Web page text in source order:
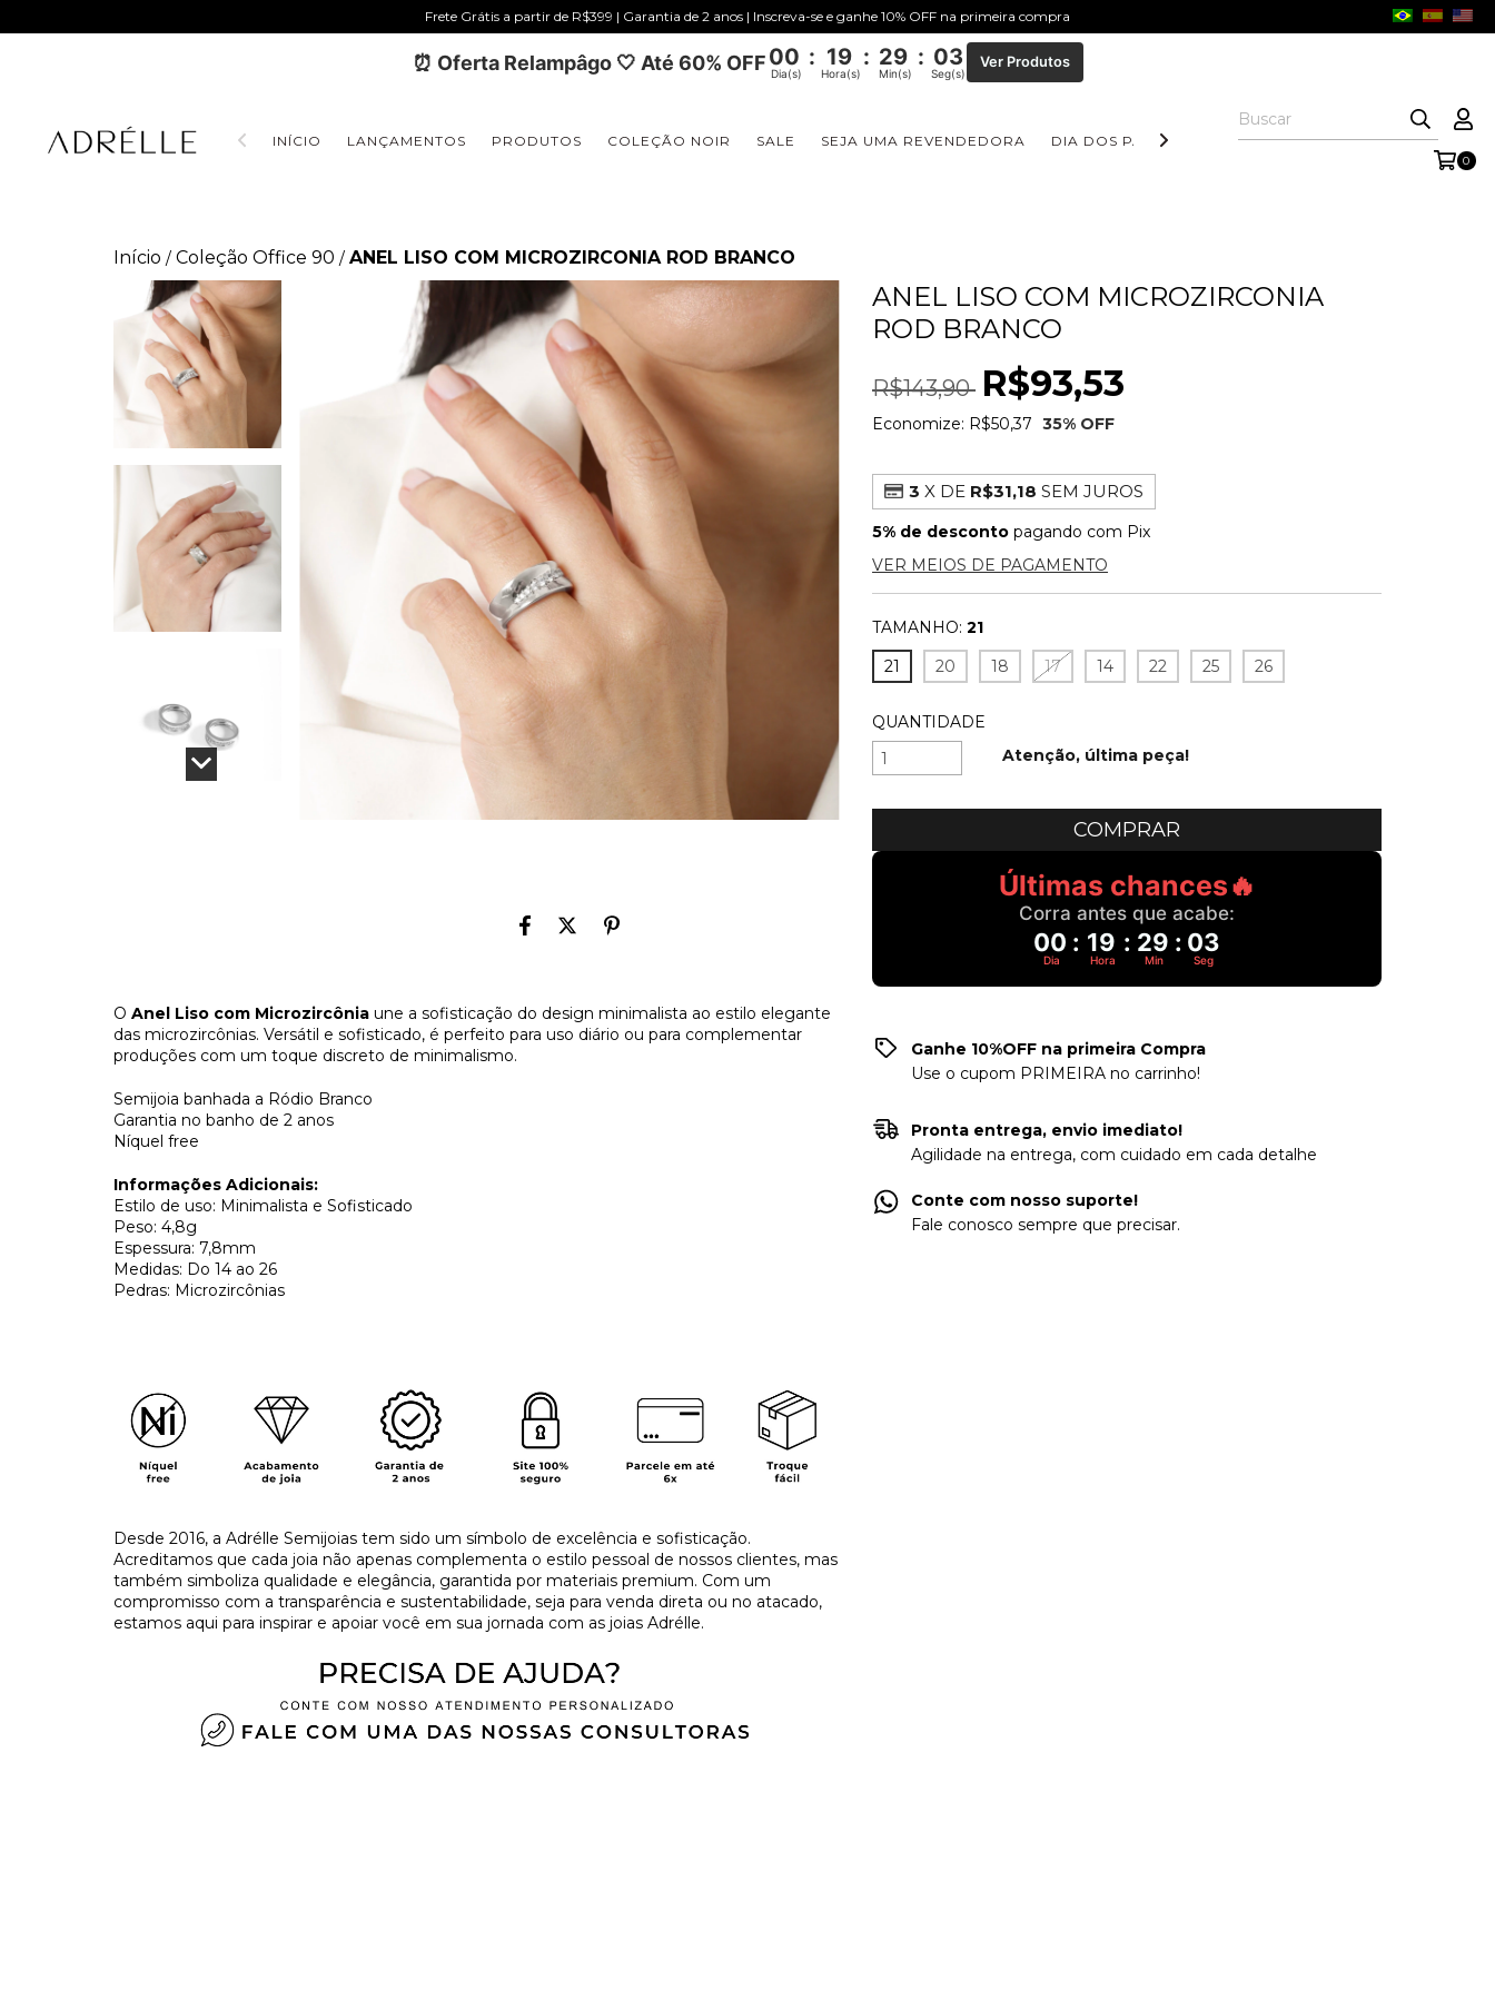
Frete Grátis a partir de R$399 | Garantia de 2 anos | Inscreva-se e ganhe 10% OFF na primeira compra
⏰ Oferta Relampâgo 🤍 Até 60% OFF00 : 19 : 29 : 03
Dia(s) Hora(s) Min(s) Seg(s)
Ver Produtos
INÍCIO LANÇAMENTOS PRODUTOS COLEÇÃO NOIR SALE SEJA UMA REVENDEDORA DIA DOS PAIS COLEÇÃO AURORA COLEÇÃO FORM
0
Início / Coleção Office 90 / ANEL LISO COM MICROZIRCONIA ROD BRANCO
O Anel Liso com Microzircônia une a sofisticação do design minimalista ao estilo elegante
das microzircônias. Versátil e sofisticado, é perfeito para uso diário ou para complementar
produções com um toque discreto de minimalismo.
Semijoia banhada a Ródio Branco
Garantia no banho de 2 anos
Níquel free
Informações Adicionais:
Estilo de uso: Minimalista e Sofisticado
Peso: 4,8g
Espessura: 7,8mm
Medidas: Do 14 ao 26
Pedras: Microzircônias
Desde 2016, a Adrélle Semijoias tem sido um símbolo de excelência e sofisticação.
Acreditamos que cada joia não apenas complementa o estilo pessoal de nossos clientes, mas
também simboliza qualidade e elegância, garantida por materiais premium. Com um
compromisso com a transparência e sustentabilidade, seja para venda direta ou no atacado,
estamos aqui para inspirar e apoiar você em sua jornada com as joias Adrélle.
ANEL LISO COM MICROZIRCONIA
ROD BRANCO
R$143,90 R$93,53
Economize: R$50,37 35% OFF
3 X DE R$31,18 SEM JUROS
5% de desconto pagando com Pix
VER MEIOS DE PAGAMENTO
TAMANHO: 21
21
20 18 17 14 22 25 26
QUANTIDADE
Atenção, última peça!
Últimas chances🔥
Corra antes que acabe:
00 : 19 : 29 : 03
Dia Hora Min Seg
Ganhe 10%OFF na primeira Compra
Use o cupom PRIMEIRA no carrinho!
Pronta entrega, envio imediato!
Agilidade na entrega, com cuidado em cada detalhe
Conte com nosso suporte!
Fale conosco sempre que precisar.